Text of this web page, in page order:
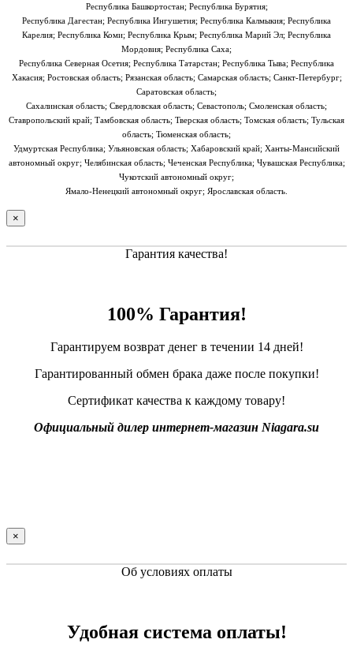
Республика Башкортостан; Республика Бурятия;
Республика Дагестан; Республика Ингушетия; Республика Калмыкия; Республика
Карелия; Республика Коми; Республика Крым; Республика Марий Эл; Республика
Мордовия; Республика Саха;
Республика Северная Осетия; Республика Татарстан; Республика Тыва; Республика
Хакасия; Ростовская область; Рязанская область; Самарская область; Санкт-Петербург;
Саратовская область;
Сахалинская область; Свердловская область; Севастополь; Смоленская область;
Ставропольский край; Тамбовская область; Тверская область; Томская область; Тульская
область; Тюменская область;
Удмуртская Республика; Ульяновская область; Хабаровский край; Ханты-Мансийский
автономный округ; Челябинская область; Чеченская Республика; Чувашская Республика;
Чукотский автономный округ;
Ямало-Ненецкий автономный округ; Ярославская область.
×
Гарантия качества!
100% Гарантия!
Гарантируем возврат денег в течении 14 дней!
Гарантированный обмен брака даже после покупки!
Сертификат качества к каждому товару!
Официальный дилер интернет-магазин Niagara.su
×
Об условиях оплаты
Удобная система оплаты!